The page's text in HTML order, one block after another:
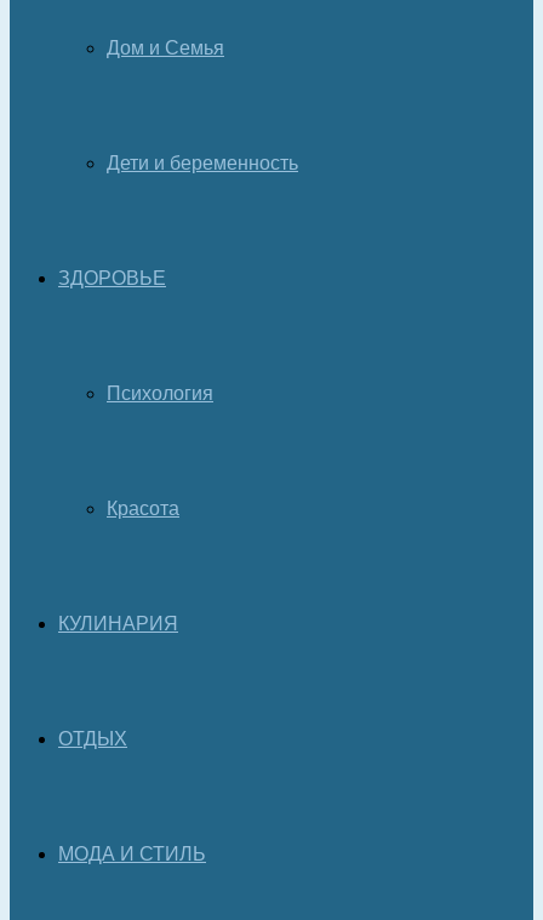
Дом и Семья
Дети и беременность
ЗДОРОВЬЕ
Психология
Красота
КУЛИНАРИЯ
ОТДЫХ
МОДА И СТИЛЬ